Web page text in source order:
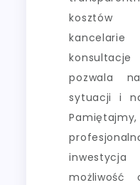
kosztów
pozwala
sytuacji i
możliwość